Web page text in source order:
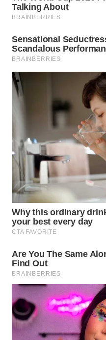
MALUKU
MALUT
WN
NIAS
WN
LANGKAT
WN
TAPANULI
WN
TANJUNG
LESUNG
WN
KARO